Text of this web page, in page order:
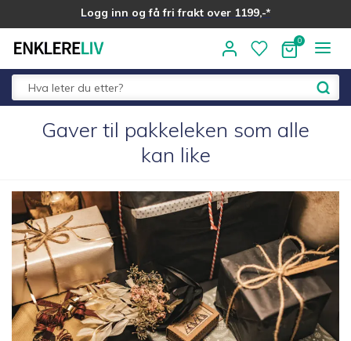
Logg inn og få fri frakt over 1199,-*
Alle kategorier
Nyheter
Sommer ☀️
Best i test
Gaver til pakkeleken som alle
kan like